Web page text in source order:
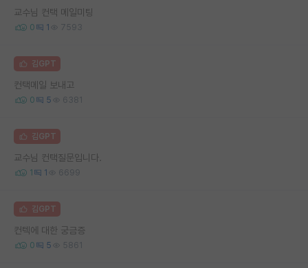
교수님 컨택 메일미팅
0 1 7593
김GPT
컨택메일 보내고
0 5 6381
김GPT
교수님 컨택질문입니다.
1 1 6699
김GPT
컨텍에 대한 궁금증
0 5 5861